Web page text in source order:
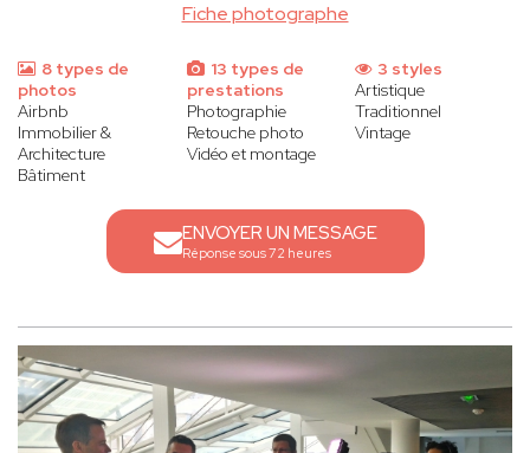
Fiche photographe
8 types de
photos
Airbnb
Immobilier &
Architecture
Bâtiment
13 types de
prestations
Photographie
Retouche photo
Vidéo et montage
3 styles
Artistique
Traditionnel
Vintage
ENVOYER UN MESSAGE
Réponse sous 72 heures